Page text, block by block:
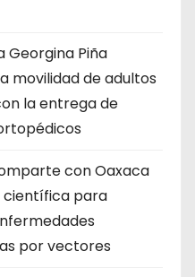
Georgina Piña
movilidad de adultos
la entrega de
con Oaxaca
para
por vectores